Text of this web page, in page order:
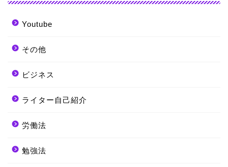
Youtube
その他
ビジネス
ライター自己紹介
労働法
勉強法